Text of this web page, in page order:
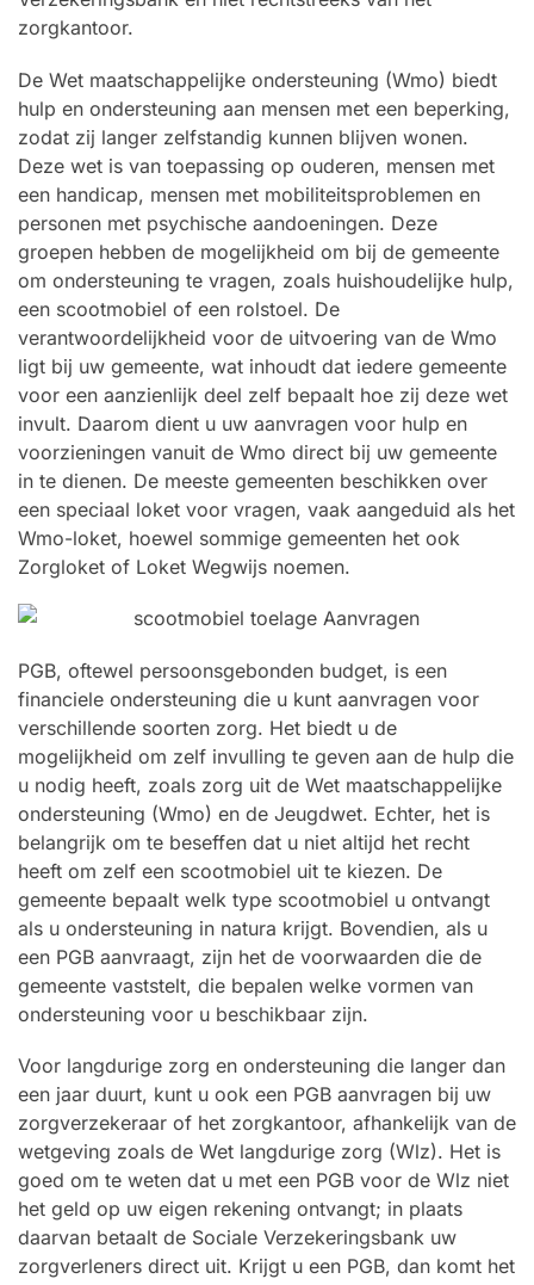
zorgkantoor.
De Wet maatschappelijke ondersteuning (Wmo) biedt
hulp en ondersteuning aan mensen met een beperking,
zodat zij langer zelfstandig kunnen blijven wonen.
Deze wet is van toepassing op ouderen, mensen met
een handicap, mensen met mobiliteitsproblemen en
personen met psychische aandoeningen. Deze
groepen hebben de mogelijkheid om bij de gemeente
om ondersteuning te vragen, zoals huishoudelijke hulp,
een scootmobiel of een rolstoel. De
verantwoordelijkheid voor de uitvoering van de Wmo
ligt bij uw gemeente, wat inhoudt dat iedere gemeente
voor een aanzienlijk deel zelf bepaalt hoe zij deze wet
invult. Daarom dient u uw aanvragen voor hulp en
voorzieningen vanuit de Wmo direct bij uw gemeente
in te dienen. De meeste gemeenten beschikken over
een speciaal loket voor vragen, vaak aangeduid als het
Wmo-loket, hoewel sommige gemeenten het ook
Zorgloket of Loket Wegwijs noemen.
PGB, oftewel persoonsgebonden budget, is een
financiele ondersteuning die u kunt aanvragen voor
verschillende soorten zorg. Het biedt u de
mogelijkheid om zelf invulling te geven aan de hulp die
u nodig heeft, zoals zorg uit de Wet maatschappelijke
ondersteuning (Wmo) en de Jeugdwet. Echter, het is
belangrijk om te beseffen dat u niet altijd het recht
heeft om zelf een scootmobiel uit te kiezen. De
gemeente bepaalt welk type scootmobiel u ontvangt
als u ondersteuning in natura krijgt. Bovendien, als u
een PGB aanvraagt, zijn het de voorwaarden die de
gemeente vaststelt, die bepalen welke vormen van
ondersteuning voor u beschikbaar zijn.
Voor langdurige zorg en ondersteuning die langer dan
een jaar duurt, kunt u ook een PGB aanvragen bij uw
zorgverzekeraar of het zorgkantoor, afhankelijk van de
wetgeving zoals de Wet langdurige zorg (Wlz). Het is
goed om te weten dat u met een PGB voor de Wlz niet
het geld op uw eigen rekening ontvangt; in plaats
daarvan betaalt de Sociale Verzekeringsbank uw
zorgverleners direct uit. Krijgt u een PGB, dan komt het